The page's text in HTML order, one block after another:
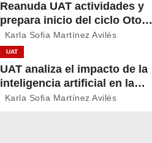
Reanuda UAT actividades y
prepara inicio del ciclo Otoño
2026
Karla Sofia Martínez Avilés
UAT
UAT analiza el impacto de la
inteligencia artificial en la
educación
Karla Sofia Martínez Avilés